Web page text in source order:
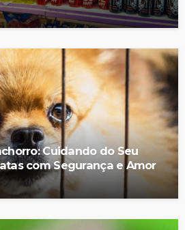
Cuidando do Seu
com Segurança e Amor